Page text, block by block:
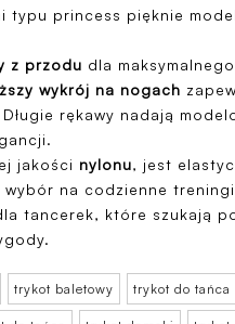
typu princess pięknie
z przodu dla
wykrój na nogach
rękawy nadają
jakości nylonu, jest
na codzienne
tancerek, które szukają
trykot baletowy trykot do tańca